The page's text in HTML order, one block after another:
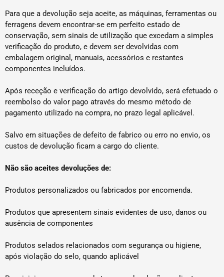
Para que a devolução seja aceite, as máquinas, ferramentas ou
ferragens devem encontrar-se em perfeito estado de
conservação, sem sinais de utilização que excedam a simples
verificação do produto, e devem ser devolvidas com
embalagem original, manuais, acessórios e restantes
componentes incluídos.
Após receção e verificação do artigo devolvido, será efetuado o
reembolso do valor pago através do mesmo método de
pagamento utilizado na compra, no prazo legal aplicável.
Salvo em situações de defeito de fabrico ou erro no envio, os
custos de devolução ficam a cargo do cliente.
Não são aceites devoluções de:
Produtos personalizados ou fabricados por encomenda.
Produtos que apresentem sinais evidentes de uso, danos ou
ausência de componentes
Produtos selados relacionados com segurança ou higiene,
após violação do selo, quando aplicável